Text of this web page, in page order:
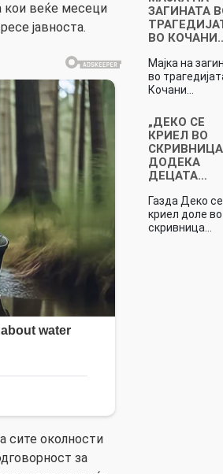
кои веќе месеци
јавноста.
сите околности
за
ЗАГИНАТА
ВО
Мајка на
во
Кочани…
„ДЕКО СЕ
КРИЕЛ ВО
СКРИВНИЦА
ДОДЕКА
ДЕЦАТА…
Газда Деко се
криел доле во
скривница…